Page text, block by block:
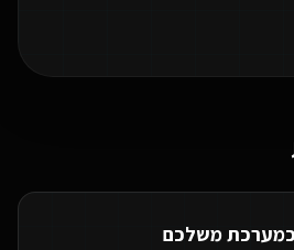
כמערכת משלכם